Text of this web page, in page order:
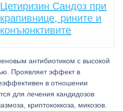
Цетиризин Сандоз при
крапивнице, рините и
конъюнктивите
антибиотиком с высокой
Проявляет эффект в
в отношении
для лечения кандидозов
криптококкоза, микозов.